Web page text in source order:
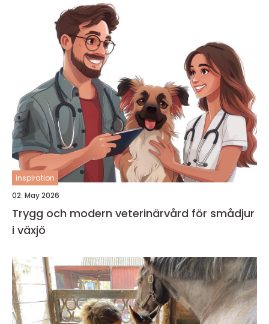
inspiration
02. May 2026
Trygg och modern veterinärvård för smådjur
i växjö